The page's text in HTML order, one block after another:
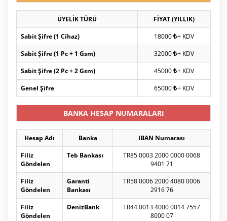
ÜYELİK TÜRÜ
FİYAT (YILLIK)
Sabit Şifre (1 Cihaz)
18000 + KDV
Sabit Şifre (1 Pc + 1 Gsm)
32000 + KDV
Sabit Şifre (2 Pc + 2 Gsm)
45000 + KDV
Genel Şifre
65000 + KDV
BANKA HESAP NUMARALARI
Hesap Adı Banka
IBAN Numarası
Filiz
Göndelen
Teb Bankası
TR85 0003 2000 0000 0068
9401 71
Filiz
Göndelen
Garanti
Bankası
TR58 0006 2000 4080 0006
2916 76
Filiz
Göndelen
DenizBank
TR44 0013 4000 0014 7557
8000 07